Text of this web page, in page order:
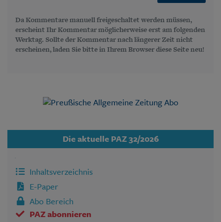
Da Kommentare manuell freigeschaltet werden müssen,
erscheint Ihr Kommentar möglicherweise erst am folgenden
Werktag. Sollte der Kommentar nach längerer Zeit nicht
erscheinen, laden Sie bitte in Ihrem Browser diese Seite neu!
Die aktuelle PAZ 32/2026
Inhaltsverzeichnis
E-Paper
Abo Bereich
PAZ abonnieren